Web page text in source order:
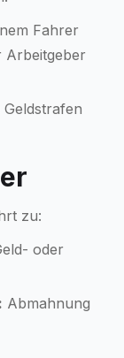
Fahrer
Arbeitgeber
zu:
oder
Abmahnung